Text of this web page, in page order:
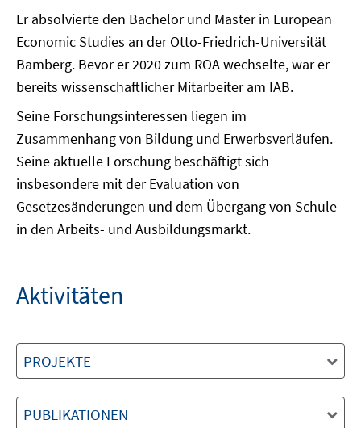
Er absolvierte den Bachelor und Master in European
Economic Studies an der Otto-Friedrich-Universität
Bamberg. Bevor er 2020 zum ROA wechselte, war er
bereits wissenschaftlicher Mitarbeiter am IAB.
Seine Forschungsinteressen liegen im
Zusammenhang von Bildung und Erwerbsverläufen.
Seine aktuelle Forschung beschäftigt sich
insbesondere mit der Evaluation von
Gesetzesänderungen und dem Übergang von Schule
in den Arbeits- und Ausbildungsmarkt.
Aktivitäten
PROJEKTE
PUBLIKATIONEN